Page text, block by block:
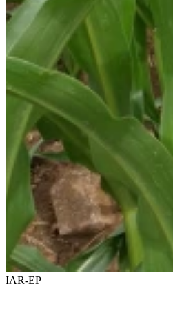
IAR-EP